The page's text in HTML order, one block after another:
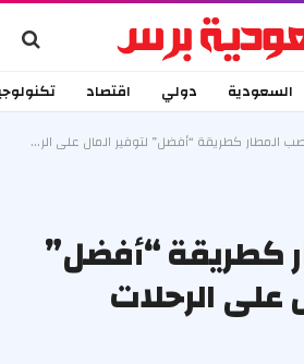
السعودية دولي اقتصاد
المطار كطريقة “أفضل” لتوفير المال على الرحلات الجوية
كطريقة “أفضل”
على الرحلات